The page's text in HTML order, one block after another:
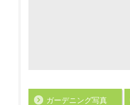
ガーデニング写真